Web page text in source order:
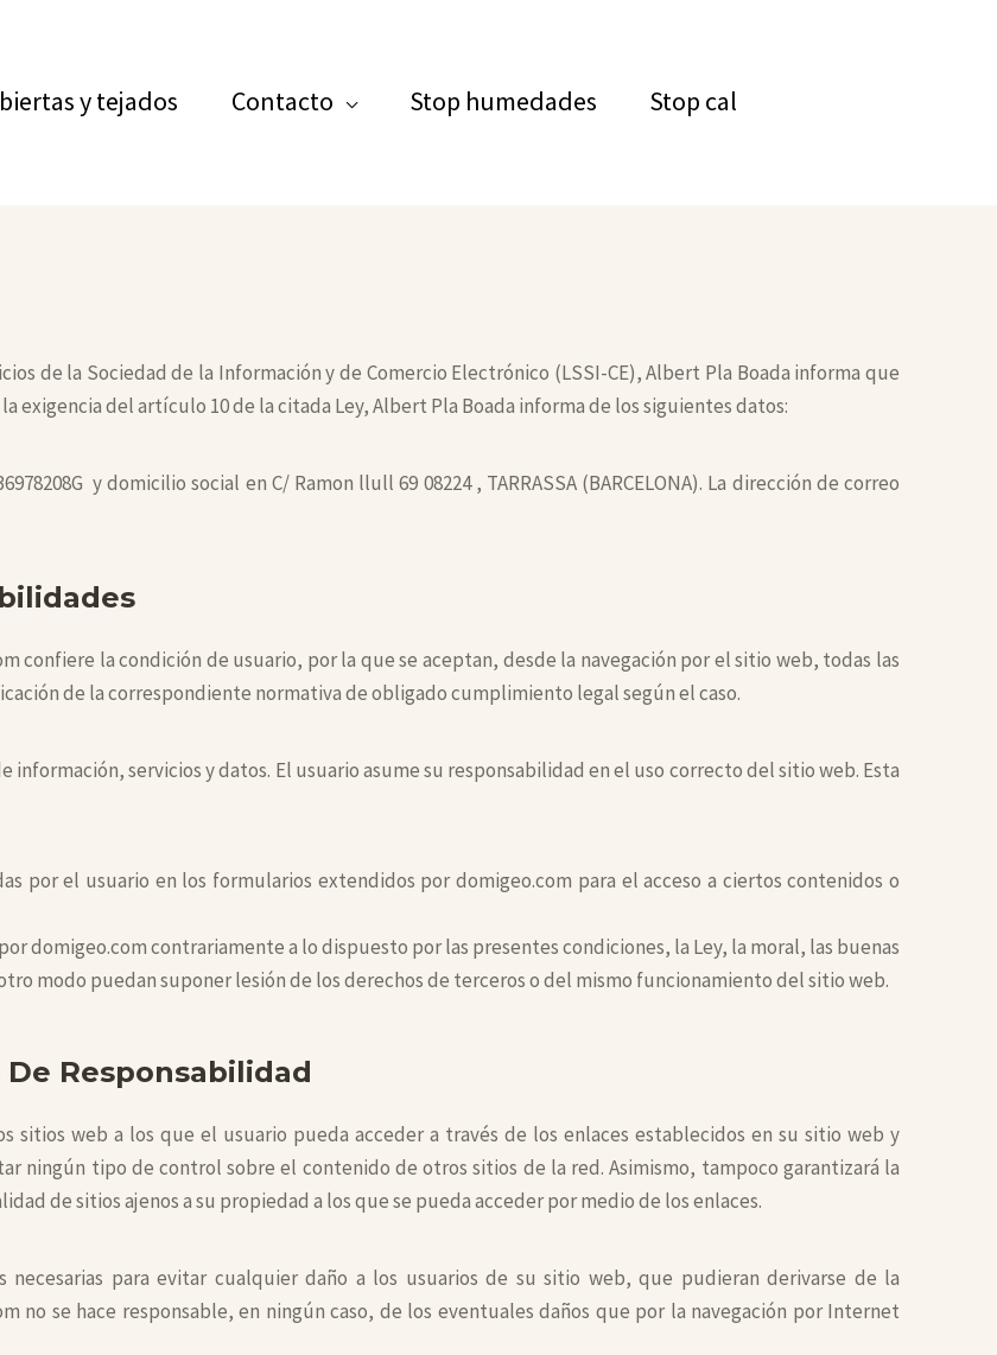
y tejados Contacto Stop humedades Stop cal
de la Sociedad de la Información y de Comercio Electrónico (LSSI-CE), Albert Pla Boada informa que
exigencia del artículo 10 de la citada Ley, Albert Pla Boada informa de los siguientes datos:
y domicilio social en C/ Ramon llull 69 08224 , TARRASSA (BARCELONA). La dirección de correo
confiere la condición de usuario, por la que se aceptan, desde la navegación por el sitio web, todas las
de la correspondiente normativa de obligado cumplimiento legal según el caso.
servicios y datos. El usuario asume su responsabilidad en el uso correcto del sitio web. Esta
por el usuario en los formularios extendidos por domigeo.com para el acceso a ciertos contenidos o
domigeo.com contrariamente a lo dispuesto por las presentes condiciones, la Ley, la moral, las buenas
modo puedan suponer lesión de los derechos de terceros o del mismo funcionamiento del sitio web.
Responsabilidad
sitios web a los que el usuario pueda acceder a través de los enlaces establecidos en su sitio web y
ningún tipo de control sobre el contenido de otros sitios de la red. Asimismo, tampoco garantizará la
de sitios ajenos a su propiedad a los que se pueda acceder por medio de los enlaces.
necesarias para evitar cualquier daño a los usuarios de su sitio web, que pudieran derivarse de la
no se hace responsable, en ningún caso, de los eventuales daños que por la navegación por Internet